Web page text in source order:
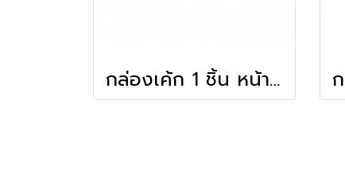
กล่องเค้ก 1 ชิ้น หน้าต่างวีเชฟ สีขาว